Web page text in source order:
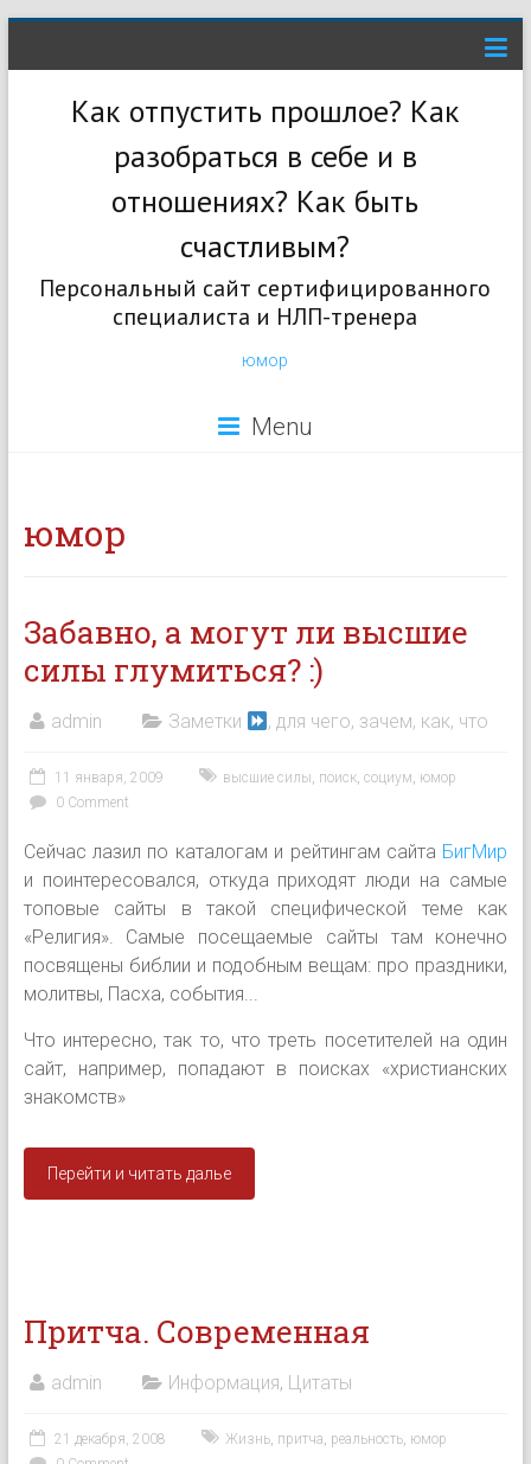
Как отпустить прошлое? Как
разобраться в себе и в
отношениях? Как быть
счастливым?
Персональный сайт сертифицированного
специалиста и НЛП-тренера
юмор
Menu
юмор
Забавно, а могут ли высшие
силы глумиться? :)
admin Заметки , для чего, зачем, как, что
11 января, 2009 высшие силы, поиск, социум, юмор
0 Comment
Сейчас лазил по каталогам и рейтингам сайта БигМир
и поинтересовался, откуда приходят люди на самые
топовые сайты в такой специфической теме как
«Религия». Самые посещаемые сайты там конечно
посвящены библии и подобным вещам: про праздники,
молитвы, Пасха, события...
Что интересно, так то, что треть посетителей на один
сайт, например, попадают в поисках «христианских
знакомств»
Перейти и читать далье
Притча. Современная
admin Информация, Цитаты
21 декабря, 2008 Жизнь, притча, реальность, юмор